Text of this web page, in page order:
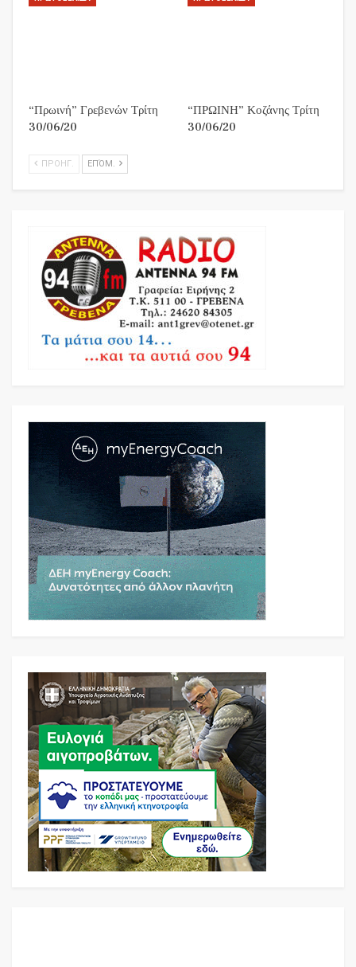
“Πρωινή” Γρεβενών Τρίτη
30/06/20
“ΠΡΩΙΝΗ” Κοζάνης Τρίτη
30/06/20
ΠΡΟΗΓ. ΕΠΌΜ.